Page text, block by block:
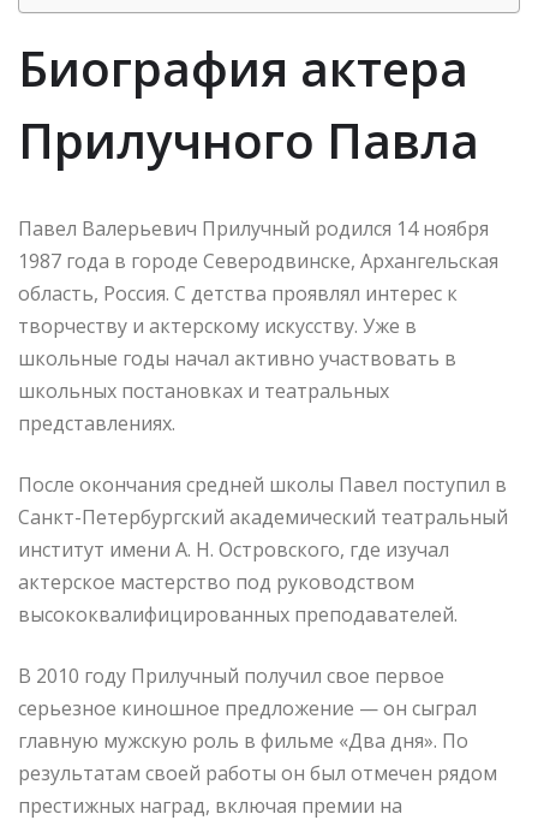
Биография актера
Прилучного Павла
Павел Валерьевич Прилучный родился 14 ноября
1987 года в городе Северодвинске, Архангельская
область, Россия. С детства проявлял интерес к
творчеству и актерскому искусству. Уже в
школьные годы начал активно участвовать в
школьных постановках и театральных
представлениях.
После окончания средней школы Павел поступил в
Санкт-Петербургский академический театральный
институт имени А. Н. Островского, где изучал
актерское мастерство под руководством
высококвалифицированных преподавателей.
В 2010 году Прилучный получил свое первое
серьезное киношное предложение — он сыграл
главную мужскую роль в фильме «Два дня». По
результатам своей работы он был отмечен рядом
престижных наград, включая премии на